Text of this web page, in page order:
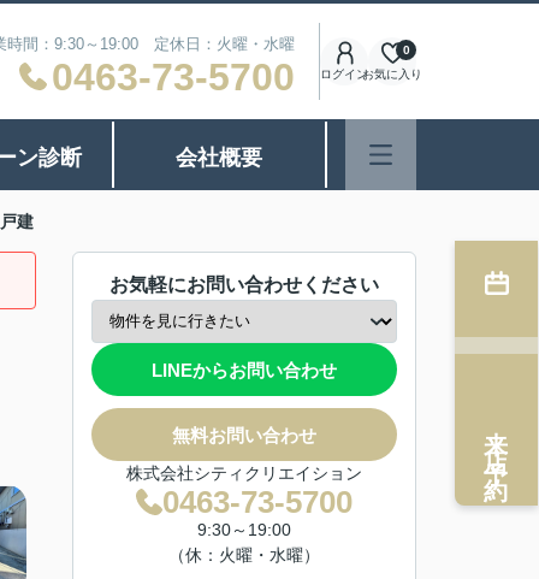
時間：9:30～19:00 定休日：火曜・水曜
0463-73-5700 ログインお気に入り
0
ン診断 会社概要
建
お気軽にお問い合わせください
LINEからお問い合わせ
無料お問い合わせ
株式会社シティクリエイション
0463-73-5700
9:30～19:00
（休：火曜・水曜）
来店予約